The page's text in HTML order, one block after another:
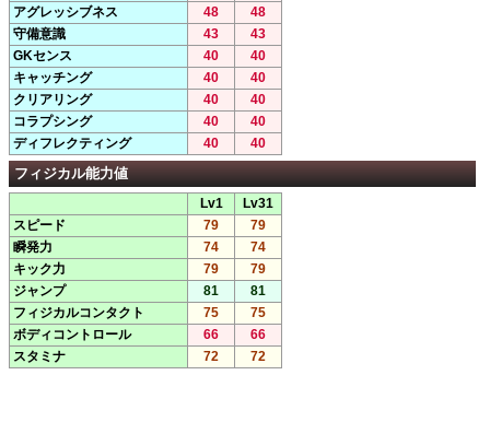
アグレッシブネス 48
48
守備意識
43
43
GKセンス
40
40
キャッチング
40
40
クリアリング
40
40
コラプシング
40
40
ディフレクティング
40 40
フィジカル能力値
Lv1
Lv31
スピード
79
79
瞬発力
74
74
キック力
79
79
ジャンプ
81
81
フィジカルコンタクト
75
75
ボディコントロール
66
66
スタミナ
72 72